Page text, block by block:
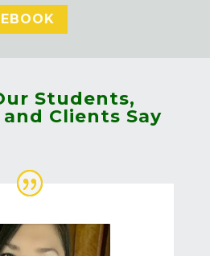
Students,
Clients Say